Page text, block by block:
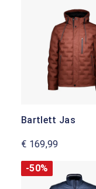
Bartlett Jas
€ 169,99
-50%